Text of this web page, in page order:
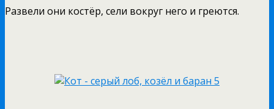
Развели они костёр, сели вокруг него и греются.